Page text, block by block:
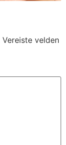
Vereiste velden